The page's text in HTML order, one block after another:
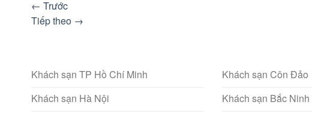
← Trước
Tiếp theo →
Khách sạn TP Hồ Chí Minh
Khách sạn Hà Nội
Khách sạn Côn Đảo
Khách sạn Bắc Ninh